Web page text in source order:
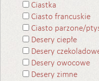
Ciastka
Ciasto francuskie
Ciasto parzone/
Desery ciepłe
Desery
Desery owocowe
Desery zimne